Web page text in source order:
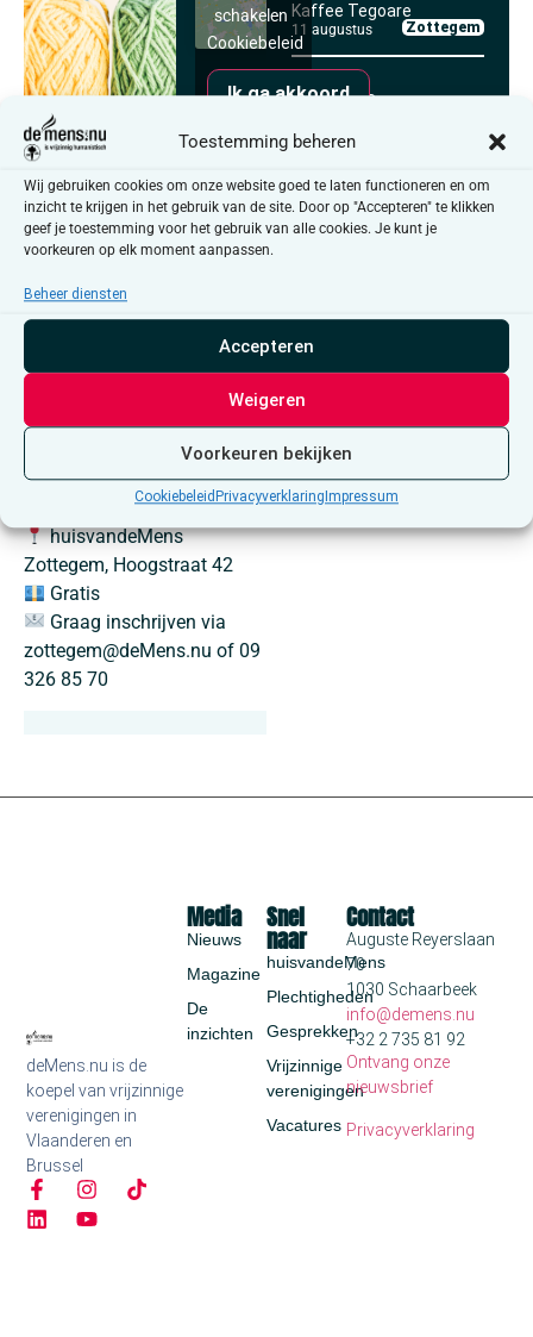
Toestemming beheren
Wij gebruiken cookies om onze website goed te laten functioneren en om
inzicht te krijgen in het gebruik van de site. Door op "Accepteren" te klikken
geef je toestemming voor het gebruik van alle cookies. Je kunt je
voorkeuren op elk moment aanpassen.
Beheer diensten
Accepteren
Weigeren
Voorkeuren bekijken
Cookiebeleid Privacyverklaring Impressum
schakelen
Cookiebeleid
Ik ga akkoord
SAMEN CREATIEF
Je bent zeker niet verplicht
om telkens aanwezig te zijn.
Kom wanneer het jou past
en je daar zin in hebt. Je kan
eventueel eigen werk
meenemen en er hier verder
aan werken. Dat kan tevens
een inspiratie betekenen
Donderdag 5 en 19 maart
2026
13u30 – 16u00
huisvandeMens
Zottegem, Hoogstraat 42
Gratis
Graag inschrijven via
zottegem@deMens.nu of 09
326 85 70
Kaffee Tegoare
11 augustus Zottegem
Anders in Bree:
11 augustus
Alle activiteiten
deMens.nu is de
koepel van vrijzinnige
verenigingen in
Vlaanderen en
Brussel
Snel
naar
huisvandeMens
Plechtigheden
Gesprekken
Vrijzinnige
verenigingen
Vacatures
Media
Nieuws
Magazine
De
inzichten
Contact
Auguste Reyerslaan
70
1030 Schaarbeek
info@demens.nu
+32 2 735 81 92
Ontvang onze
nieuwsbrief
Privacyverklaring